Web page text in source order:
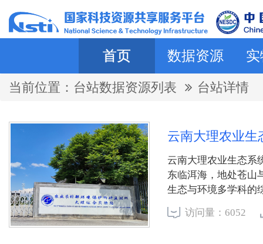
首页 数据资源
当前位置： 台站数据资源列表 台站详情
云南大理农业
云南大理农业生态系
东临洱海，地处苍山
生态与环境多学科的
学前沿，大理站立足
范：1、农业资源生
访问量：6052